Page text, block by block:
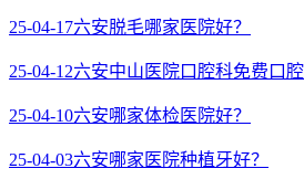
25-04-17六安脱毛哪家医院好？
25-04-12六安中山医院口腔科免费口腔
25-04-10六安哪家体检医院好？
25-04-03六安哪家医院种植牙好？